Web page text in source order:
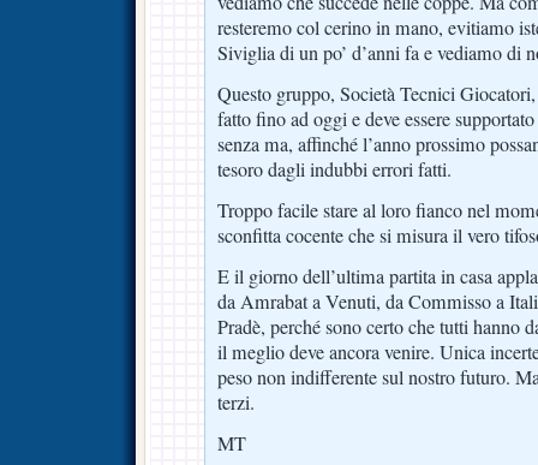
resteremo col cerino in mano, evitiamo
Siviglia di un po’ d’anni fa e vediamo di
Questo gruppo, Società Tecnici
fatto fino ad oggi e deve essere
senza ma, affinché l’anno prossimo
tesoro dagli indubbi errori fatti.
Troppo facile stare al loro fianco nel
sconfitta cocente che si misura il vero
E il giorno dell’ultima partita in casa
da Amrabat a Venuti, da Commisso a
Pradè, perché sono certo che tutti hanno
il meglio deve ancora venire. Unica
peso non indifferente sul nostro futuro.
terzi.
MT